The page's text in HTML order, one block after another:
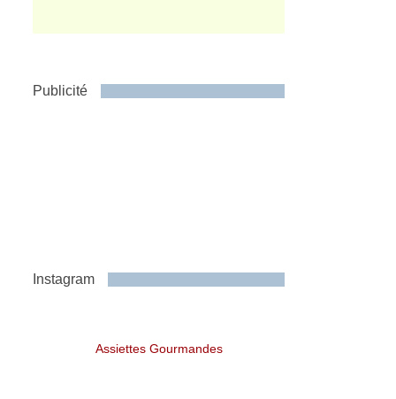
Publicité
Instagram
Assiettes Gourmandes